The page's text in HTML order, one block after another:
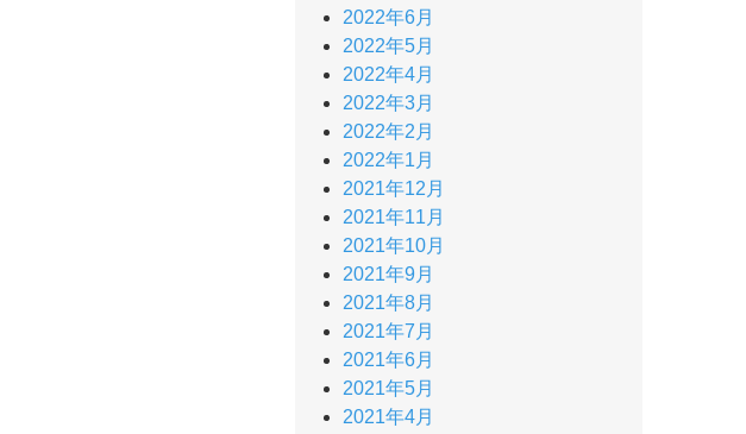
2022年6月
2022年5月
2022年4月
2022年3月
2022年2月
2022年1月
2021年12月
2021年11月
2021年10月
2021年9月
2021年8月
2021年7月
2021年6月
2021年5月
2021年4月